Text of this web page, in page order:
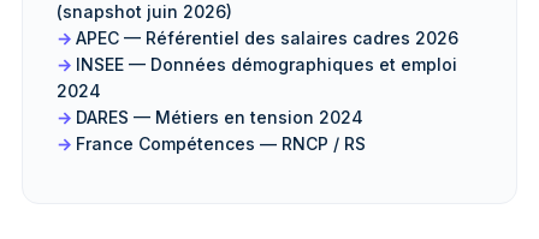
(snapshot juin 2026)
APEC — Référentiel des salaires cadres 2026
INSEE — Données démographiques et emploi
2024
DARES — Métiers en tension 2024
France Compétences — RNCP / RS